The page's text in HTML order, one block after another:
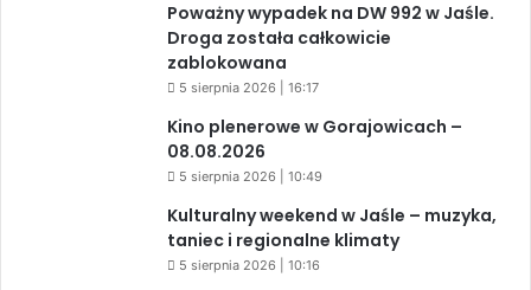
Poważny wypadek na DW 992 w Jaśle.
Droga została całkowicie
zablokowana
5 sierpnia 2026 | 16:17
Kino plenerowe w Gorajowicach –
08.08.2026
5 sierpnia 2026 | 10:49
Kulturalny weekend w Jaśle – muzyka,
taniec i regionalne klimaty
5 sierpnia 2026 | 10:16